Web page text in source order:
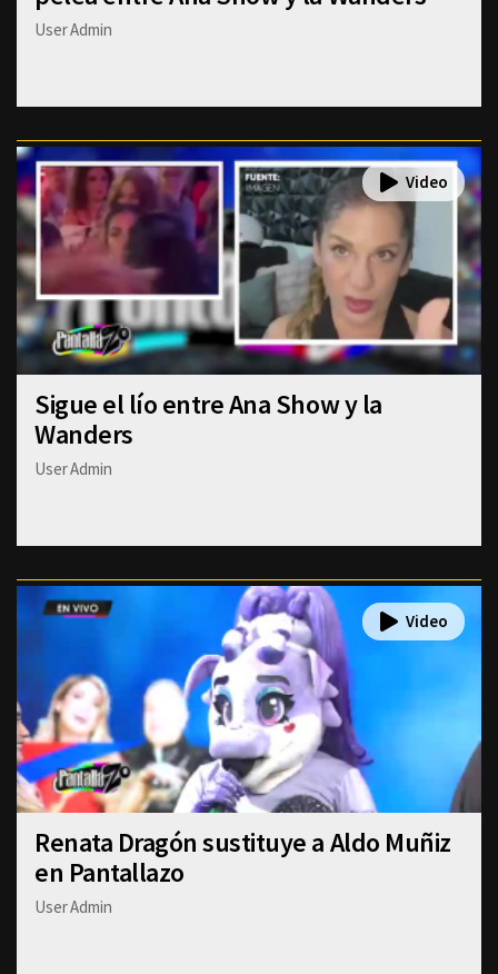
User Admin
Sigue el lío entre Ana Show y la
Wanders
User Admin
Renata Dragón sustituye a Aldo Muñiz
en Pantallazo
User Admin